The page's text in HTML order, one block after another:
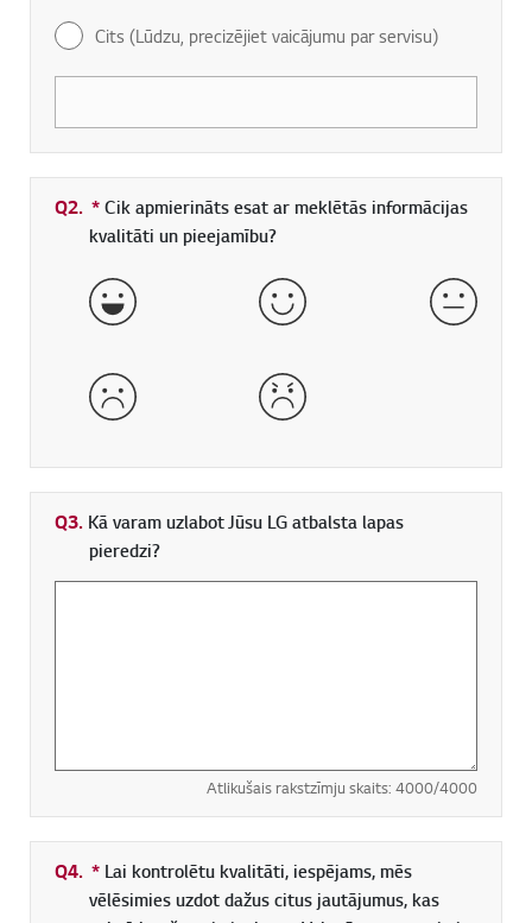
Cits (Lūdzu, precizējiet vaicājumu par servisu)
Q2. *Obligāti aizpildāms lauks
Cik apmierināts esat ar meklētās informācijas
kvalitāti un pieejamību?
ļoti labi labs normāls
slikts ļoti slikts
Q3. Kā varam uzlabot Jūsu LG atbalsta lapas
pieredzi?
Atlikušais rakstzīmju skaits: 4000/4000
Q4. * Obligāti aizpildāms lauks
Lai kontrolētu kvalitāti, iespējams, mēs
vēlēsimies uzdot dažus citus jautājumus, kas